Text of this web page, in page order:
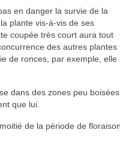
en danger la survie de la
plante vis-à-vis de ses
coupée très court aura tout
des autres plantes
de ronces, par exemple, elle
dans des zones peu
que lui.
de la période de